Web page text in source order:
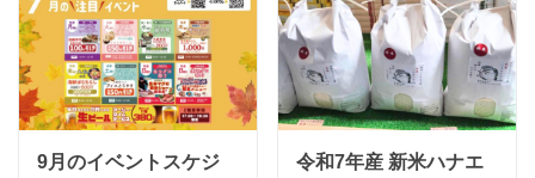
9月のイベントスケジ
令和7年産 新米ハナエ